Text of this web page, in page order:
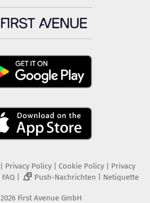
Privacy Policy| Cookie Policy| Privacy
FAQ| 2 Push-Nachrichten Netiquette
2026 First Avenue GmbH